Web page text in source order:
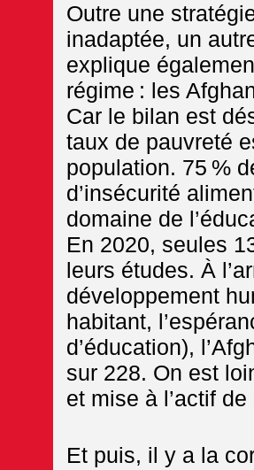
Outre une
inadaptée, un
explique
régime : les
Car le bilan est
taux de pauvreté
population. 75 %
d’insécurité
domaine de
En 2020, seules
leurs études. À
développement
habitant,
d’éducation),
sur 228. On est
et mise à l’actif
Et puis, il y a la